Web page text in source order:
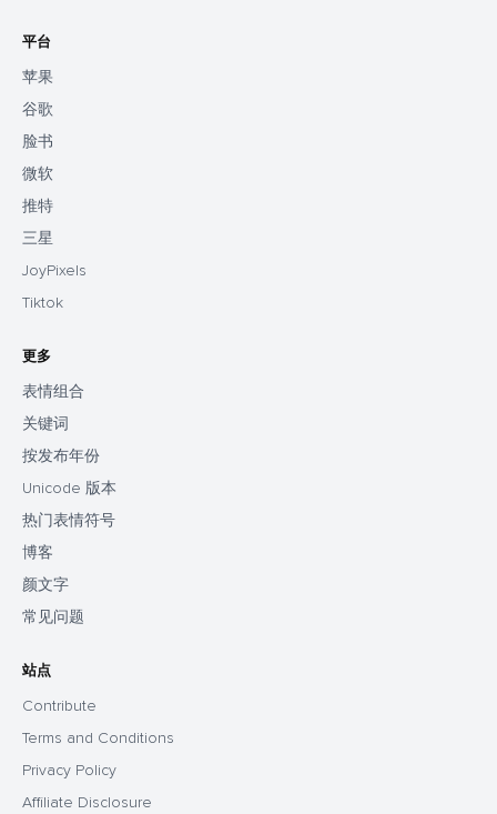
平台
苹果
谷歌
脸书
微软
推特
三星
JoyPixels
Tiktok
更多
表情组合
关键词
按发布年份
Unicode 版本
热门表情符号
博客
颜文字
常见问题
站点
Contribute
Terms and Conditions
Privacy Policy
Affiliate Disclosure